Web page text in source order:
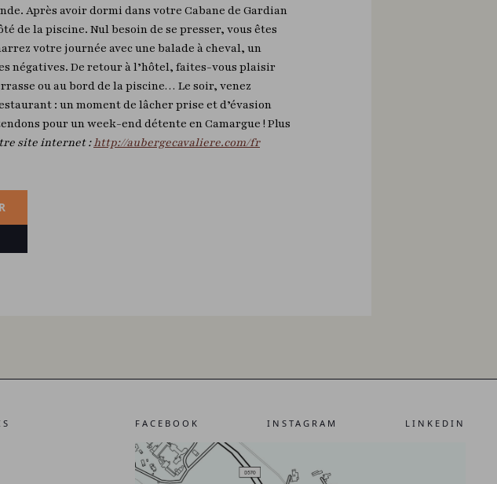
Après avoir dormi dans votre Cabane de Gardian
de la piscine. Nul besoin de se presser, vous êtes
votre journée avec une balade à cheval, un
négatives. De retour à l’hôtel, faites-vous plaisir
ou au bord de la piscine… Le soir, venez
: un moment de lâcher prise et d’évasion
pour un week-end détente en Camargue ! Plus
site internet :http://aubergecavaliere.com/fr
FACEBOOK INSTAGRAM LINKEDIN